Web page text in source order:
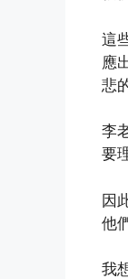
這
應
悲
李
要
因
他
我